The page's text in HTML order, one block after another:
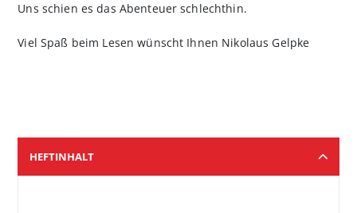
Uns schien es das Abenteuer schlechthin.
Viel Spaß beim Lesen wünscht Ihnen Nikolaus Gelpke
HEFTINHALT